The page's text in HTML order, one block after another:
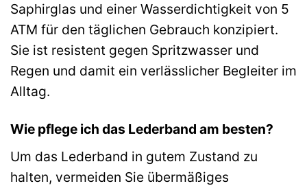
Saphirglas und einer Wasserdichtigkeit von 5
ATM für den täglichen Gebrauch konzipiert.
Sie ist resistent gegen Spritzwasser und
Regen und damit ein verlässlicher Begleiter im
Alltag.
Wie pflege ich das Lederband am besten?
Um das Lederband in gutem Zustand zu
halten, vermeiden Sie übermäßiges